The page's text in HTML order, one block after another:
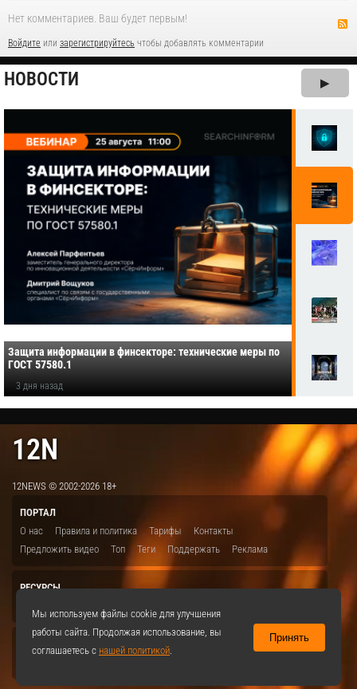
Нет комментариев. Ваш будет первым!
Войдите или зарегистрируйтесь чтобы добавлять комментарии
НОВОСТИ ▶
Защита информации в финсекторе: технические меры по
ГОСТ 57580.1
3 дня назад
12N
12NEWS © 2002-2026 18+
ПОРТАЛ
О нас
Правила и политика Тарифы
Контакты
Предложить видео
Топ Теги Поддержать Реклама
РЕСУРСЫ
Мы используем файлы cookie для улучшения
работы сайта. Продолжая использование, вы
соглашаетесь с нашей политикой.
Принять